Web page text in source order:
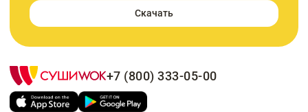
Скачать
+7 (800) 333-05-00